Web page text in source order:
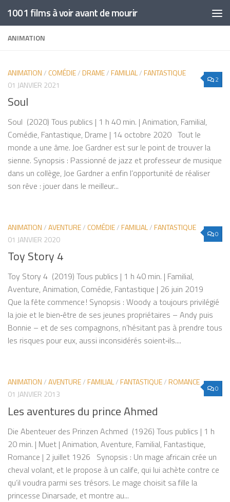
Skip to content
1001 films à voir avant de mourir
ANIMATION
2
ANIMATION/ COMÉDIE/DRAME/FAMILIAL/FANTASTIQUE
01 JANVIER 2021
Soul
Soul (2020) Tous publics | 1 h 40 min. | Animation, Familial,
Comédie, Fantastique, Drame | 14 octobre 2020 Tout le
monde a une âme. Joe Gardner est sur le point de trouver la
sienne. Synopsis : Passionné de jazz et professeur de musique
dans un collège, Joe Gardner a enfin l’opportunité de réaliser
son rêve : jouer dans le meilleur...
0
ANIMATION/AVENTURE/ COMÉDIE/FAMILIAL/FANTASTIQUE
01 JANVIER 2020
Toy Story 4
Toy Story 4 (2019) Tous publics | 1 h 40 min. | Familial,
Aventure, Animation, Comédie, Fantastique | 26 juin 2019
Que la fête commence ! Synopsis : Woody a toujours privilégié
la joie et le bien‐être de ses jeunes propriétaires – Andy puis
Bonnie – et de ses compagnons, n’hésitant pas à prendre tous
les risques pour eux, aussi inconsidérés soient‐ils....
0
ANIMATION/AVENTURE/FAMILIAL/FANTASTIQUE/ROMANCE
01 JANVIER 2013
Les aventures du prince Ahmed
Die Abenteuer des Prinzen Achmed (1926) Tous publics | 1 h
20 min. | Muet | Animation, Aventure, Familial, Fantastique,
Romance | 2 juillet 1926 Synopsis : Un mage africain crée un
cheval volant, et le propose à un calife, qui lui achète contre ce
qu’il voudra parmi ses trésors. Le mage choisit sa fille la
princesse Dinarsade, et montre au...